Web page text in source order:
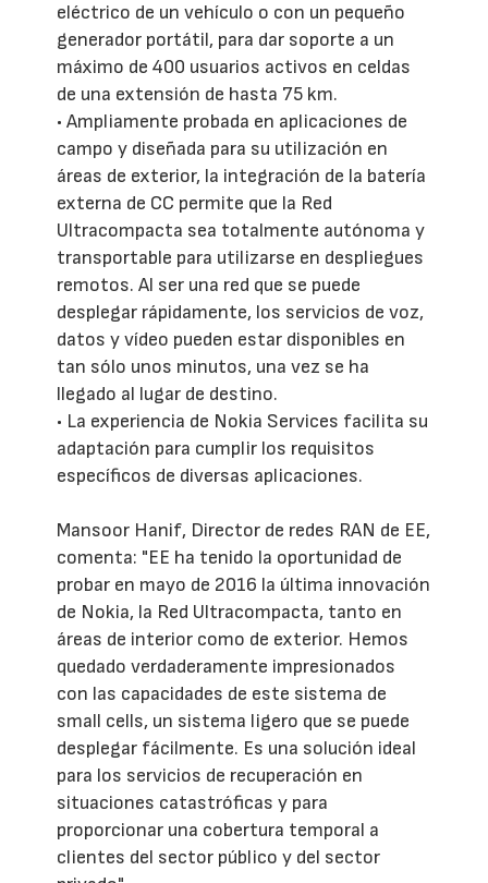
eléctrico de un vehículo o con un pequeño
generador portátil, para dar soporte a un
máximo de 400 usuarios activos en celdas
de una extensión de hasta 75 km.
• Ampliamente probada en aplicaciones de
campo y diseñada para su utilización en
áreas de exterior, la integración de la batería
externa de CC permite que la Red
Ultracompacta sea totalmente autónoma y
transportable para utilizarse en despliegues
remotos. Al ser una red que se puede
desplegar rápidamente, los servicios de voz,
datos y vídeo pueden estar disponibles en
tan sólo unos minutos, una vez se ha
llegado al lugar de destino.
• La experiencia de Nokia Services facilita su
adaptación para cumplir los requisitos
específicos de diversas aplicaciones.
Mansoor Hanif, Director de redes RAN de EE,
comenta: "EE ha tenido la oportunidad de
probar en mayo de 2016 la última innovación
de Nokia, la Red Ultracompacta, tanto en
áreas de interior como de exterior. Hemos
quedado verdaderamente impresionados
con las capacidades de este sistema de
small cells, un sistema ligero que se puede
desplegar fácilmente. Es una solución ideal
para los servicios de recuperación en
situaciones catastróficas y para
proporcionar una cobertura temporal a
clientes del sector público y del sector